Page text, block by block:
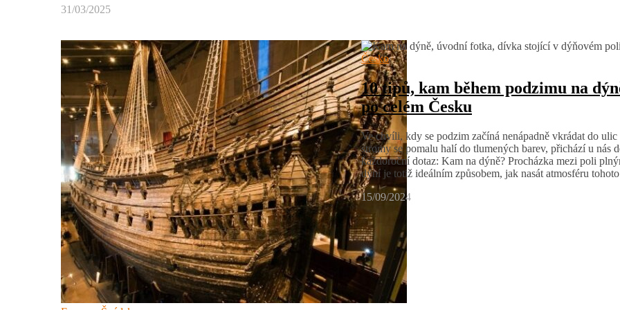
31/03/2025
Česko
10 tipů, kam během podzimu na
po celém Česku
Ve chvíli, kdy se podzim začíná nenápadně vkrádat do ulic
stromy se pomalu halí do tlumených barev, přichází u nás
každoroční dotaz: Kam na dýně? Procházka mezi poli
dýní je totiž ideálním způsobem, jak nasát atmosféru
15/09/2024